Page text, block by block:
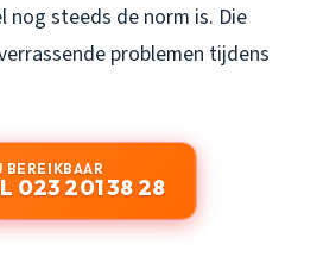
steeds de norm is. Die
problemen tijdens
BEREIKBAAR
023 201 38 28